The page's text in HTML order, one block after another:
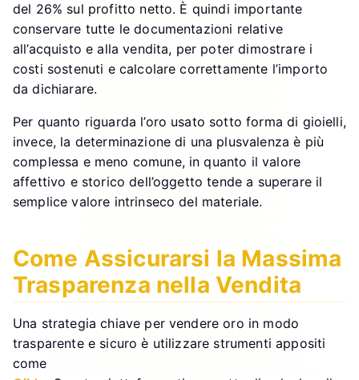
del 26% sul profitto netto. È quindi importante
conservare tutte le documentazioni relative
all’acquisto e alla vendita, per poter dimostrare i
costi sostenuti e calcolare correttamente l’importo
da dichiarare.
Per quanto riguarda l’oro usato sotto forma di gioielli,
invece, la determinazione di una plusvalenza è più
complessa e meno comune, in quanto il valore
affettivo e storico dell’oggetto tende a superare il
semplice valore intrinseco del materiale.
Come Assicurarsi la Massima
Trasparenza nella Vendita
Una strategia chiave per vendere oro in modo
trasparente e sicuro è utilizzare strumenti appositi
come